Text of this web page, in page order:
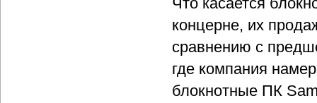
концерне, их
сравнению с
где компания
блокнотные ПК